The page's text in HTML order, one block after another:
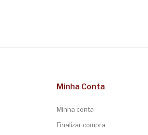
Minha Conta
Minha conta
Finalizar compra